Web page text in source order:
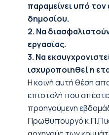
παραμείνει υπό τον
δημοσίου.
2. Να
εργασίας.
3. Να
ισχυροποιηθεί η
Η κοινή αυτή θέση
επιστολή που
προηγούμενη
Πρωθυπουργό